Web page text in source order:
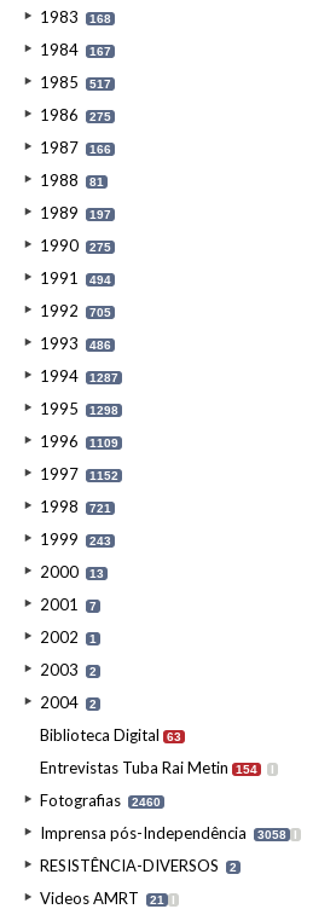
1983 168
1984 167
1985 517
1986 275
1987 166
1988 81
1989 197
1990 275
1991 494
1992 705
1993 486
1994 1287
1995 1298
1996 1109
1997 1152
1998 721
1999 243
2000 13
2001 7
2002 1
2003 2
2004 2
Biblioteca Digital 63
Entrevistas Tuba Rai Metin 154 I
Fotografias 2460
Imprensa pós-Independência 3058 I
RESISTÊNCIA-DIVERSOS 2
Videos AMRT 21 I